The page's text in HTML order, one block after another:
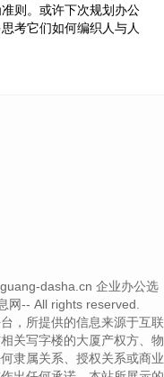
则。或许下次规划办公
考它们如何编织人与人
dasha.cn 企业办公选
网-- All rights reserved.
，所提供的信息来源于互联
关写字楼的大厦产权方、物
隶属关系、授权关系或商业